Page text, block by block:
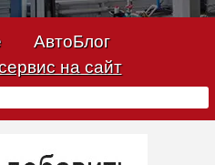
АвтоБлог
на сайт